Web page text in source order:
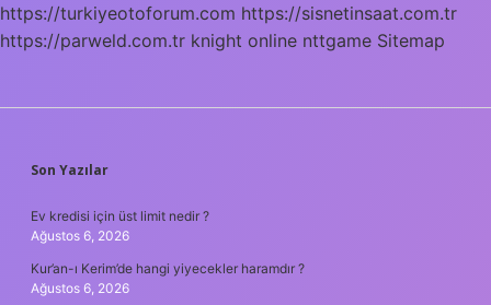
https://turkiyeotoforum.com https://sisnetinsaat.com.tr
https://parweld.com.tr knight online nttgame Sitemap
SIDEBAR
Son Yazılar
Ev kredisi için üst limit nedir ?
Ağustos 6, 2026
Kur’an-ı Kerim’de hangi yiyecekler haramdır ?
Ağustos 6, 2026